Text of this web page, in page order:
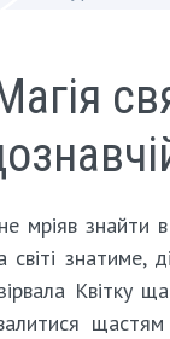
мріяв знайти
світі
Квітку